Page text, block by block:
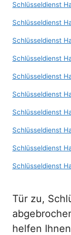
Schlüsseldienst
Schlüsseldienst
Schlüsseldienst
Schlüsseldienst
Schlüsseldienst
Schlüsseldienst
Schlüsseldienst
Schlüsseldienst
Schlüsseldienst
Schlüsseldienst
Tür zu,
helfen